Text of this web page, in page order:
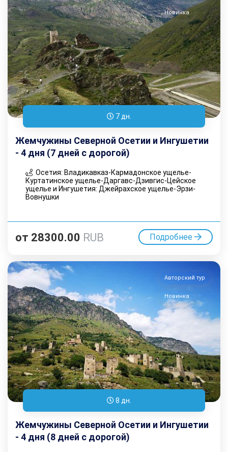
Новинка
7 дн.
Жемчужины Северной Осетии и Ингушетии
- 4 дня (7 дней с дорогой)
Осетия: Владикавказ-Кармадонское ущелье-
Куртатинское ущелье-Даргавс-Дзивгис-Цейское
ущелье и Ингушетия: Джейрахское ущелье-Эрзи-
Вовнушки
от 28300.00 RUB Подробнее
Авторский тур
Новинка
8 дн.
Жемчужины Северной Осетии и Ингушетии
- 4 дня (8 дней с дорогой)